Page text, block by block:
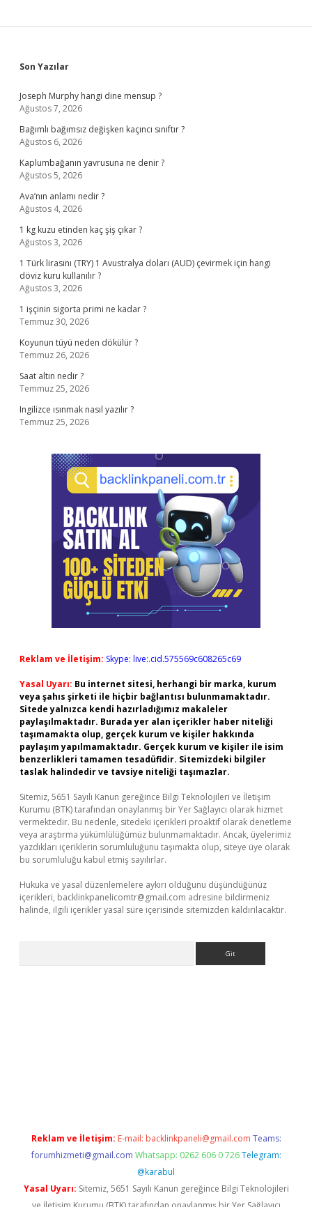
Sidebar
Son Yazılar
Joseph Murphy hangi dine mensup ?
Ağustos 7, 2026
Bağımlı bağımsız değişken kaçıncı sınıftır ?
Ağustos 6, 2026
Kaplumbağanın yavrusuna ne denir ?
Ağustos 5, 2026
Ava’nın anlamı nedir ?
Ağustos 4, 2026
1 kg kuzu etinden kaç şiş çıkar ?
Ağustos 3, 2026
1 Türk lirasını (TRY) 1 Avustralya doları (AUD) çevirmek için hangi
döviz kuru kullanılır ?
Ağustos 3, 2026
1 işçinin sigorta primi ne kadar ?
Temmuz 30, 2026
Koyunun tüyü neden dökülür ?
Temmuz 26, 2026
Saat altın nedir ?
Temmuz 25, 2026
Ingilizce ısınmak nasıl yazılır ?
Temmuz 25, 2026
Reklam ve İletişim: Skype: live:.cid.575569c608265c69
Yasal Uyarı: Bu internet sitesi, herhangi bir marka, kurum
veya şahıs şirketi ile hiçbir bağlantısı bulunmamaktadır.
Sitede yalnızca kendi hazırladığımız makaleler
paylaşılmaktadır. Burada yer alan içerikler haber niteliği
taşımamakta olup, gerçek kurum ve kişiler hakkında
paylaşım yapılmamaktadır. Gerçek kurum ve kişiler ile isim
benzerlikleri tamamen tesadüfidir. Sitemizdeki bilgiler
taslak halindedir ve tavsiye niteliği taşımazlar.
Sitemiz, 5651 Sayılı Kanun gereğince Bilgi Teknolojileri ve İletişim
Kurumu (BTK) tarafından onaylanmış bir Yer Sağlayıcı olarak hizmet
vermektedir. Bu nedenle, sitedeki içerikleri proaktif olarak denetleme
veya araştırma yükümlülüğümüz bulunmamaktadır. Ancak, üyelerimiz
yazdıkları içeriklerin sorumluluğunu taşımakta olup, siteye üye olarak
bu sorumluluğu kabul etmiş sayılırlar.
Hukuka ve yasal düzenlemelere aykırı olduğunu düşündüğünüz
içerikleri, backlinkpanelicomtr@gmail.com adresine bildirmeniz
halinde, ilgili içerikler yasal süre içerisinde sitemizden kaldırılacaktır.
Reklam ve İletişim: E-mail: backlinkpaneli@gmail.com Teams:
forumhizmeti@gmail.com Whatsapp: 0262 606 0 726 Telegram:
@karabul
Yasal Uyarı: Sitemiz, 5651 Sayılı Kanun gereğince Bilgi Teknolojileri